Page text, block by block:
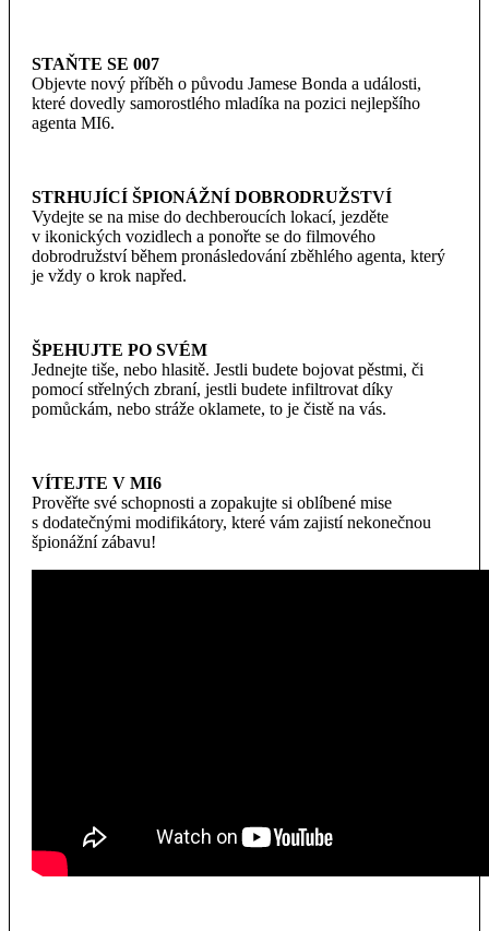
STAŇTE SE 007
Objevte nový příběh o původu Jamese Bonda a události,
které dovedly samorostlého mladíka na pozici nejlepšího
agenta MI6.
STRHUJÍCÍ ŠPIONÁŽNÍ DOBRODRUŽSTVÍ
Vydejte se na mise do dechberoucích lokací, jezděte
v ikonických vozidlech a ponořte se do filmového
dobrodružství během pronásledování zběhlého agenta, který
je vždy o krok napřed.
ŠPEHUJTE PO SVÉM
Jednejte tiše, nebo hlasitě. Jestli budete bojovat pěstmi, či
pomocí střelných zbraní, jestli budete infiltrovat díky
pomůckám, nebo stráže oklamete, to je čistě na vás.
VÍTEJTE V MI6
Prověřte své schopnosti a zopakujte si oblíbené mise
s dodatečnými modifikátory, které vám zajistí nekonečnou
špionážní zábavu!